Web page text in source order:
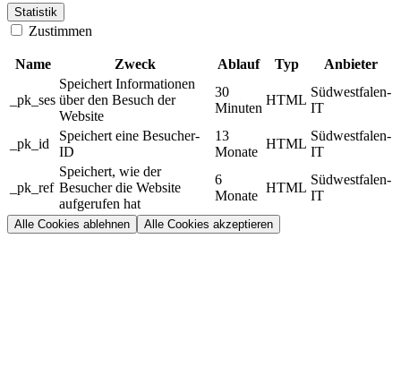
Statistik
Zustimmen
Name Zweck Ablauf Typ Anbieter
_pk_ses
Speichert Informationen
über den Besuch der
Website
30
Minuten
HTML
Südwestfalen-
IT
_pk_id
Speichert eine Besucher-
ID
13
Monate
HTML
Südwestfalen-
IT
_pk_ref
Speichert, wie der
Besucher die Website
aufgerufen hat
6
Monate
HTML
Südwestfalen-
IT
Alle Cookies ablehnen Alle Cookies akzeptieren